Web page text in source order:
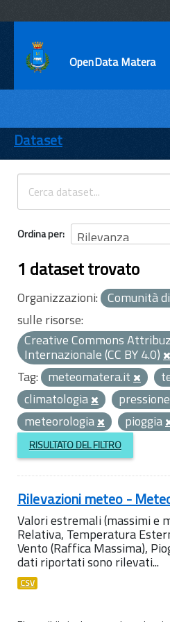
OpenData Matera
ENTI
TEMI
INFORMAZIONI
Dataset
Ordina per
1 dataset trovato
Organizzazioni: Comunità
sulle risorse:
Creative Commons
Internazionale (CC BY 4.0)
Tag: meteomatera.it
climatologia
pressione
meteorologia
pioggia
RISULTATO DEL FILTRO
Rilevazioni meteo -
Valori estremali (massimi e
Relativa, Temperatura
Vento (Raffica Massima),
dati riportati sono rilevati...
CSV